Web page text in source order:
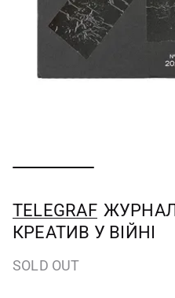
TELEGRAF ЖУРНАЛ
КРЕАТИВ У ВІЙНІ
SOLD OUT